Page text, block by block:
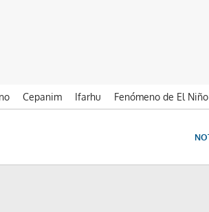
Cepanim Ifarhu Fenómeno de El Niño